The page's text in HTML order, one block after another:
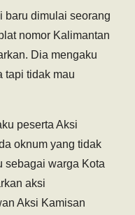
baru dimulai seorang
nomor Kalimantan
Dia mengaku
tapi tidak mau
peserta Aksi
oknum yang tidak
sebagai warga Kota
aksi
Aksi Kamisan